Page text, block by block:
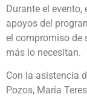
Durante el
apoyos del
el compromiso de
más lo necesitan.
Con la asistencia
Pozos, María